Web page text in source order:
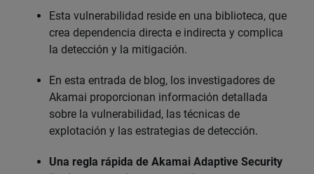
Esta vulnerabilidad reside en una biblioteca, que
crea dependencia directa e indirecta y complica
la detección y la mitigación.
En esta entrada de blog, los investigadores de
Akamai proporcionan información detallada
sobre la vulnerabilidad, las técnicas de
explotación y las estrategias de detección.
Una regla rápida de Akamai Adaptive Security